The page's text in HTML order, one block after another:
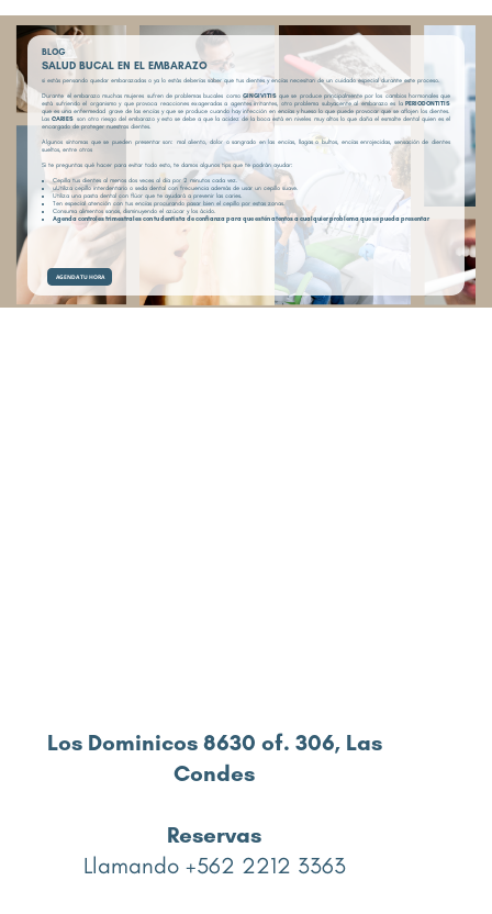
BLOG
SALUD BUCAL EN EL EMBARAZO
si estás pensando quedar embarazadas o ya lo estás deberías saber que tus dientes y encías necesitan de un cuidado especial durante este proceso.
Durante el embarazo muchas mujeres sufren de problemas bucales como GINGIVITISque se produce principalmente por los cambios hormonales que
está sufriendo el organismo y que provoca reacciones exageradas a agentes irritantes, otro problema subyacente al embarazo es la PERIODONTITIS
que es una enfermedad grave de las encías y que se produce cuando hay infección en encías y hueso lo que puede provocar que se aflojen los dientes.
LasCARIES son otro riesgo del embarazo y esto se debe a que la acidez de la boca está en niveles muy altos lo que daña el esmalte dental quien es el
encargado de proteger nuestros dientes.
Algunos síntomas que se pueden presentar son: mal aliento, dolor o sangrado en las encías, llagas o bultos, encías enrojecidas, sensación de dientes
sueltos, entre otros
Si te preguntas qué hacer para evitar todo esto, te damos algunos tips que te podrán ayudar:
Cepilla tus dientes al menos dos veces al día por 2 minutos cada vez.
uUtiliza cepillo interdentario o seda dental con frecuencia además de usar un cepillo suave.
Utiliza una pasta dental con flúor que te ayudará a prevenir las caries.
Ten especial atención con tus encías procurando pasar bien el cepillo por estas zonas.
Consuma alimentos sanos, disminuyendo el azúcar y los ácido.
Agenda controles trimestrales con tu dentista de confianza para que estén atentos a cualquier problema que se pueda presentar
AGENDA TU HORA
Los Dominicos 8630 of. 306, Las
Condes
Reservas
Llamando +562 2212 3363